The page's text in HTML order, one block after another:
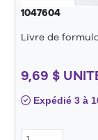
1047604
Livre de
9,69 $
Expédié 3 à